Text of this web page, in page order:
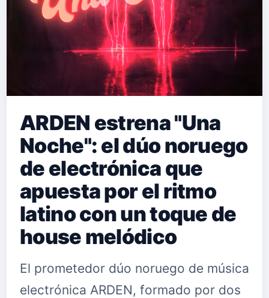
ARDEN estrena "Una
Noche": el dúo noruego
de electrónica que
apuesta por el ritmo
latino con un toque de
house melódico
El prometedor dúo noruego de música
electrónica ARDEN, formado por dos